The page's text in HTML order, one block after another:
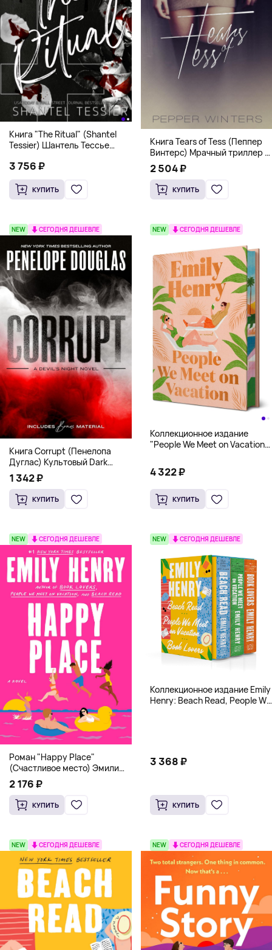
Книга "The Ritual" (Shantel
Tessier) Шантель Тессье
романс бестселлер (18+)
3 756 ₽
КУПИТЬ
Книга Tears of Tess (Пеппер
Винтерс) Мрачный триллер о
выживании и страсти (18+)
2 504 ₽
КУПИТЬ
NEW СЕГОДНЯ ДЕШЕВЛЕ
Книга Corrupt (Пенелопа
Дуглас) Культовый Dark
Romance бестселлер (18+)
1 342 ₽
КУПИТЬ
NEW СЕГОДНЯ ДЕШЕВЛЕ
Коллекционное издание
"People We Meet on Vacation"
Hardcover
4 322 ₽
КУПИТЬ
NEW СЕГОДНЯ ДЕШЕВЛЕ
Роман "Happy Place"
(Счастливое место) Эмили
Генри | Твердый переплет
2 176 ₽
КУПИТЬ
NEW СЕГОДНЯ ДЕШЕВЛЕ
Коллекционное издание Emily
Henry: Beach Read, People We
3 368 ₽
КУПИТЬ
NEW СЕГОДНЯ ДЕШЕВЛЕ NEW СЕГОДНЯ ДЕШЕВЛЕ